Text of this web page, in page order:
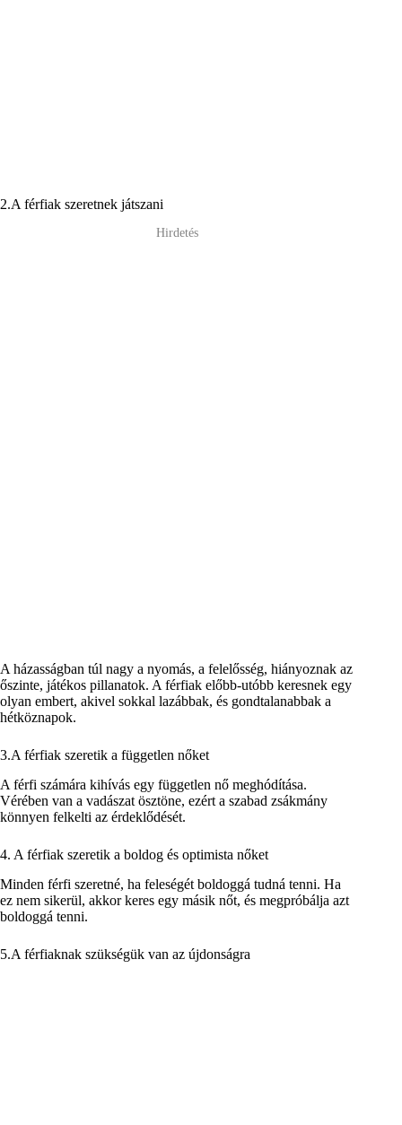
2.A férfiak szeretnek játszani
Hirdetés
A házasságban túl nagy a nyomás, a felelősség, hiányoznak az
őszinte, játékos pillanatok. A férfiak előbb-utóbb keresnek egy
olyan embert, akivel sokkal lazábbak, és gondtalanabbak a
hétköznapok.
3.A férfiak szeretik a független nőket
A férfi számára kihívás egy független nő meghódítása.
Vérében van a vadászat ösztöne, ezért a szabad zsákmány
könnyen felkelti az érdeklődését.
4. A férfiak szeretik a boldog és optimista nőket
Minden férfi szeretné, ha feleségét boldoggá tudná tenni. Ha
ez nem sikerül, akkor keres egy másik nőt, és megpróbálja azt
boldoggá tenni.
5.A férfiaknak szükségük van az újdonságra